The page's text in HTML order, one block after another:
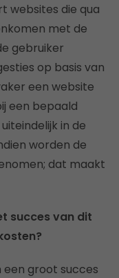
websites die qua
met de
gebruiker
op basis van
een website
een bepaald
in de
worden de
dat maakt
succes van dit
groot succes